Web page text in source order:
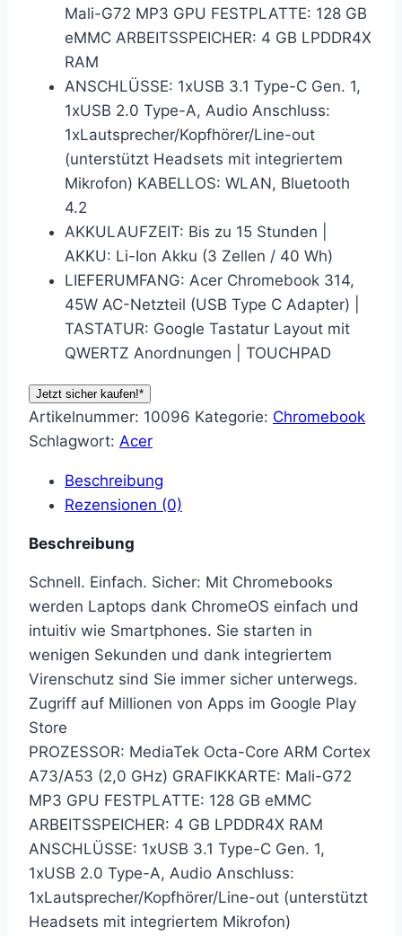
Mali-G72 MP3 GPU FESTPLATTE: 128 GB
eMMC ARBEITSSPEICHER: 4 GB LPDDR4X
RAM
ANSCHLÜSSE: 1xUSB 3.1 Type-C Gen. 1,
1xUSB 2.0 Type-A, Audio Anschluss:
1xLautsprecher/Kopfhörer/Line-out
(unterstützt Headsets mit integriertem
Mikrofon) KABELLOS: WLAN, Bluetooth
4.2
AKKULAUFZEIT: Bis zu 15 Stunden |
AKKU: Li-Ion Akku (3 Zellen / 40 Wh)
LIEFERUMFANG: Acer Chromebook 314,
45W AC-Netzteil (USB Type C Adapter) |
TASTATUR: Google Tastatur Layout mit
QWERTZ Anordnungen | TOUCHPAD
Jetzt sicher kaufen!*
Artikelnummer: 10096 Kategorie: Chromebook
Schlagwort: Acer
Beschreibung
Rezensionen (0)
Beschreibung
Schnell. Einfach. Sicher: Mit Chromebooks
werden Laptops dank ChromeOS einfach und
intuitiv wie Smartphones. Sie starten in
wenigen Sekunden und dank integriertem
Virenschutz sind Sie immer sicher unterwegs.
Zugriff auf Millionen von Apps im Google Play
Store
PROZESSOR: MediaTek Octa-Core ARM Cortex
A73/A53 (2,0 GHz) GRAFIKKARTE: Mali-G72
MP3 GPU FESTPLATTE: 128 GB eMMC
ARBEITSSPEICHER: 4 GB LPDDR4X RAM
ANSCHLÜSSE: 1xUSB 3.1 Type-C Gen. 1,
1xUSB 2.0 Type-A, Audio Anschluss:
1xLautsprecher/Kopfhörer/Line-out (unterstützt
Headsets mit integriertem Mikrofon)